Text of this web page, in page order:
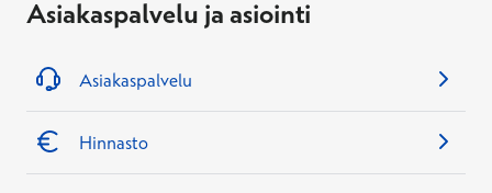
Asiakaspalvelu ja asiointi
Asiakaspalvelu
Hinnasto